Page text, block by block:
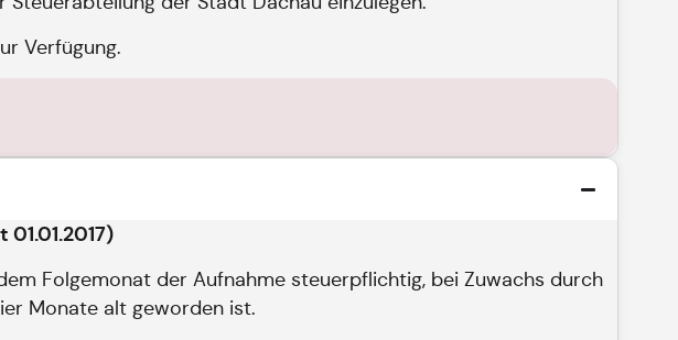
Verfügung.
Folgemonat der Aufnahme steuerpflichtig, bei Zuwachs durch
Monate alt geworden ist.